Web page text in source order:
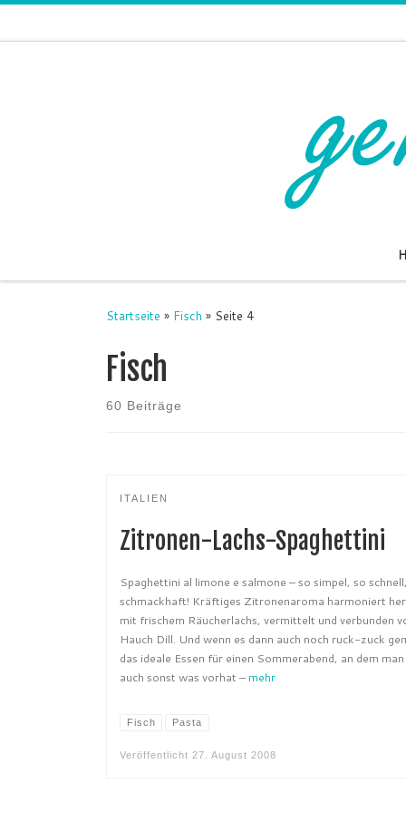
Startseite » Fisch » Seite 4
Fisch
60 Beiträge
ITALIEN
Zitronen-Lachs-Spaghettini
Spaghettini al limone e salmone – so simpel, so
schmackhaft! Kräftiges Zitronenaroma harmoniert
mit frischem Räucherlachs, vermittelt und verbunden
Hauch Dill. Und wenn es dann auch noch ruck-zuck
das ideale Essen für einen Sommerabend, an dem
auch sonst was vorhat – mehr
Fisch Pasta
Veröffentlicht 27. August 2008